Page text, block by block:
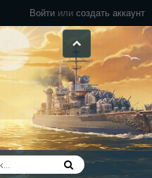
Войти или создать аккаунт